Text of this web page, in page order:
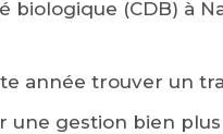
biologique (CDB) à
année trouver un
une gestion bien